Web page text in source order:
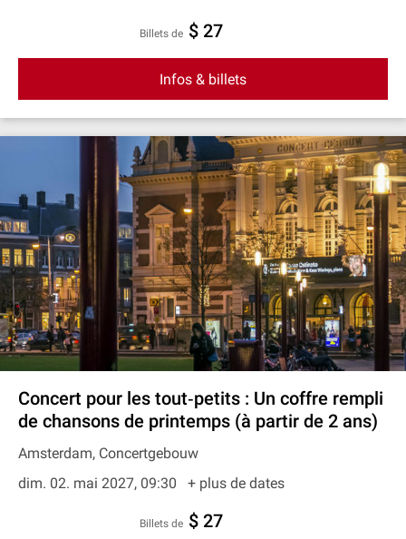
Billets de $ 27
Infos & billets
Concert pour les tout‐petits : Un coffre rempli
de chansons de printemps (à partir de 2 ans)
Amsterdam, Concertgebouw
dim. 02. mai 2027, 09:30
+ plus de dates
Billets de $ 27